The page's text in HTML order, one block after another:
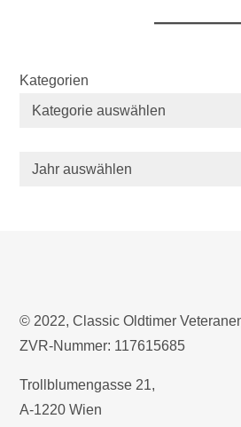
Kategorien
© 2022, Classic Oldtimer
ZVR-Nummer: 117615685
Trollblumengasse 21,
A-1220 Wien